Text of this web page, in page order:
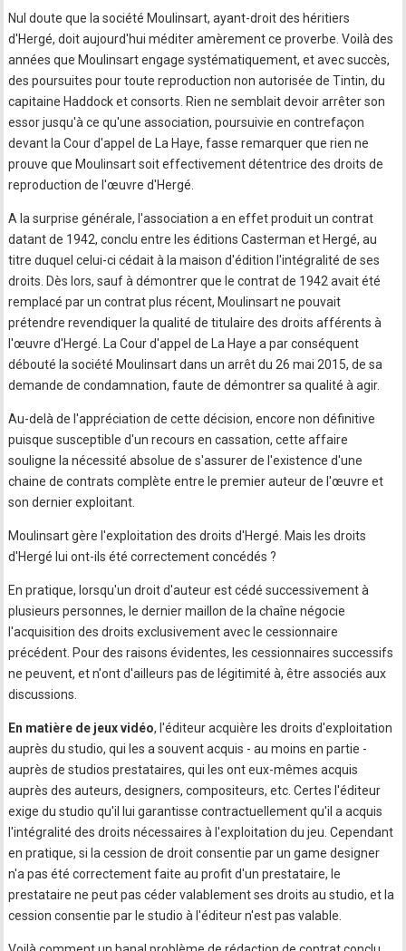
Nul doute que la société Moulinsart, ayant-droit des héritiers
d'Hergé, doit aujourd'hui méditer amèrement ce proverbe. Voilà des
années que Moulinsart engage systématiquement, et avec succès,
des poursuites pour toute reproduction non autorisée de Tintin, du
capitaine Haddock et consorts. Rien ne semblait devoir arrêter son
essor jusqu'à ce qu'une association, poursuivie en contrefaçon
devant la Cour d'appel de La Haye, fasse remarquer que rien ne
prouve que Moulinsart soit effectivement détentrice des droits de
reproduction de l'œuvre d'Hergé.
A la surprise générale, l'association a en effet produit un contrat
datant de 1942, conclu entre les éditions Casterman et Hergé, au
titre duquel celui-ci cédait à la maison d'édition l'intégralité de ses
droits. Dès lors, sauf à démontrer que le contrat de 1942 avait été
remplacé par un contrat plus récent, Moulinsart ne pouvait
prétendre revendiquer la qualité de titulaire des droits afférents à
l'œuvre d'Hergé. La Cour d'appel de La Haye a par conséquent
débouté la société Moulinsart dans un arrêt du 26 mai 2015, de sa
demande de condamnation, faute de démontrer sa qualité à agir.
Au-delà de l'appréciation de cette décision, encore non définitive
puisque susceptible d'un recours en cassation, cette affaire
souligne la nécessité absolue de s'assurer de l'existence d'une
chaine de contrats complète entre le premier auteur de l'œuvre et
son dernier exploitant.
Moulinsart gère l'exploitation des droits d'Hergé. Mais les droits
d'Hergé lui ont-ils été correctement concédés ?
En pratique, lorsqu'un droit d'auteur est cédé successivement à
plusieurs personnes, le dernier maillon de la chaîne négocie
l'acquisition des droits exclusivement avec le cessionnaire
précédent. Pour des raisons évidentes, les cessionnaires successifs
ne peuvent, et n'ont d'ailleurs pas de légitimité à, être associés aux
discussions.
En matière de jeux vidéo, l'éditeur acquière les droits d'exploitation
auprès du studio, qui les a souvent acquis - au moins en partie -
auprès de studios prestataires, qui les ont eux-mêmes acquis
auprès des auteurs, designers, compositeurs, etc. Certes l'éditeur
exige du studio qu'il lui garantisse contractuellement qu'il a acquis
l'intégralité des droits nécessaires à l'exploitation du jeu. Cependant
en pratique, si la cession de droit consentie par un game designer
n'a pas été correctement faite au profit d'un prestataire, le
prestataire ne peut pas céder valablement ses droits au studio, et la
cession consentie par le studio à l'éditeur n'est pas valable.